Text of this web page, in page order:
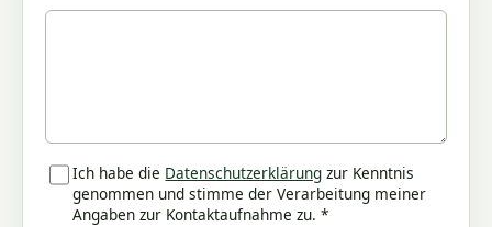
Ich habe die Datenschutzerklärung zur Kenntnis
genommen und stimme der Verarbeitung meiner
Angaben zur Kontaktaufnahme zu. *